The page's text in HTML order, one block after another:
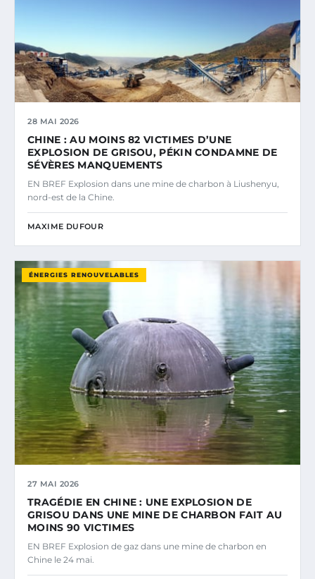
28 MAI 2026
CHINE : AU MOINS 82 VICTIMES D’UNE
EXPLOSION DE GRISOU, PÉKIN CONDAMNE DE
SÉVÈRES MANQUEMENTS
EN BREF Explosion dans une mine de charbon à Liushenyu,
nord-est de la Chine.
MAXIME DUFOUR
ÉNERGIES RENOUVELABLES
27 MAI 2026
TRAGÉDIE EN CHINE : UNE EXPLOSION DE
GRISOU DANS UNE MINE DE CHARBON FAIT AU
MOINS 90 VICTIMES
EN BREF Explosion de gaz dans une mine de charbon en
Chine le 24 mai.